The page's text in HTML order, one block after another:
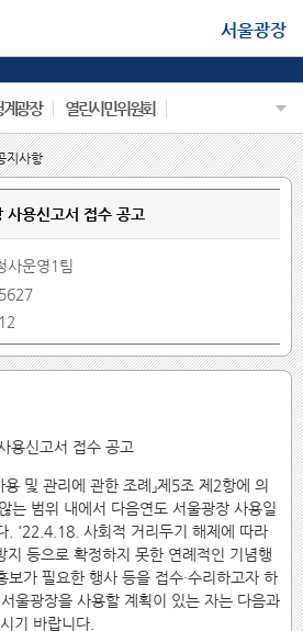
서울광장
계광장 열린시민위원회
지사항
사용신고서 접수 공고
사운영1팀
용신고서 접수 공고
용 및 관리에 관한 조례」제5조 제2항에 의
는 범위 내에서 다음연도 서울광장 사용일
. '22.4.18. 사회적 거리두기 해제에 따라
지 등으로 확정하지 못한 연례적인 기념행
보가 필요한 행사 등을 접수·수리하고자 하
울광장을 사용할 계획이 있는 자는 다음과
기 바랍니다.